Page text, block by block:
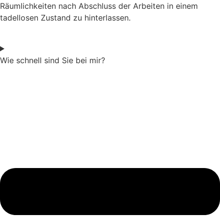
Räumlichkeiten nach Abschluss der Arbeiten in einem
tadellosen Zustand zu hinterlassen.
Wie schnell sind Sie bei mir?